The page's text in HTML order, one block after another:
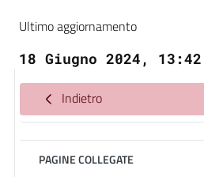
Ultimo aggiornamento
18 Giugno 2024, 13:42
Indietro
PAGINE COLLEGATE